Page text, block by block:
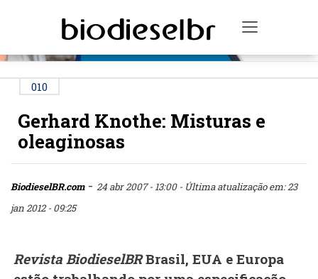
Toggle
010
Gerhard Knothe: Misturas e
oleaginosas
BiodieselBR.com- 24 abr 2007 - 13:00 - Última atualização em: 23
jan 2012 - 09:25
Revista BiodieselBRBrasil, EUA e Europa